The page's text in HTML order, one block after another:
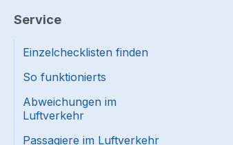
Service
Einzelchecklisten finden
So funktionierts
Abweichungen im
Luftverkehr
Passagiere im Luftverkehr